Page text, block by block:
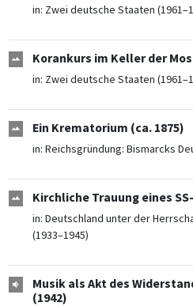
in: Zwei deutsche Staaten
Korankurs im Keller der
in: Zwei deutsche Staaten
Ein Krematorium (ca. 1875)
in: Reichsgründung: Bismarcks
Kirchliche Trauung eines
in: Deutschland unter der
(1933–1945)
Musik als Akt des
(1942)